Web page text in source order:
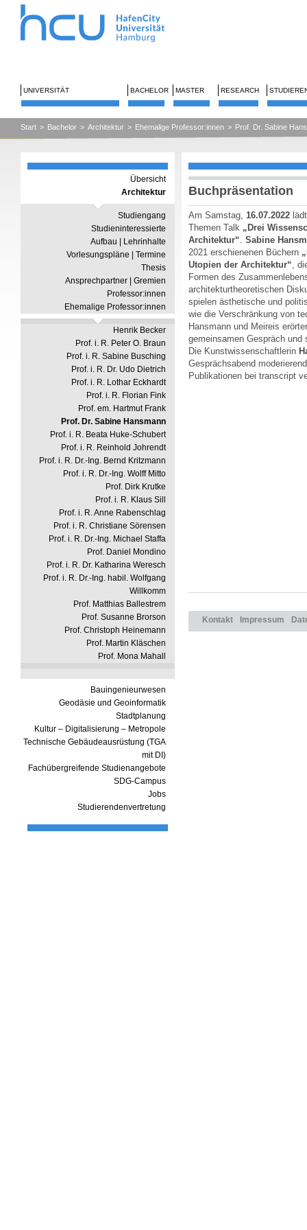
UNIVERSITÄT BACHELOR MASTER RESEARCH
Start > Bachelor > Architektur > Ehemalige Professor:innen > Prof. Dr. Sabine
Übersicht
Architektur
Studiengang
Studieninteressierte
Aufbau | Lehrinhalte
Vorlesungspläne | Termine
Thesis
Ansprechpartner | Gremien
Professor:innen
Ehemalige Professor:innen
Henrik Becker
Prof. i. R. Peter O. Braun
Prof. i. R. Sabine Busching
Prof. i. R. Dr. Udo Dietrich
Prof. i. R. Lothar Eckhardt
Prof. i. R. Florian Fink
Prof. em. Hartmut Frank
Prof. Dr. Sabine Hansmann
Prof. i. R. Beata Huke-Schubert
Prof. i. R. Reinhold Johrendt
Prof. i. R. Dr.-Ing. Bernd Kritzmann
Prof. i. R. Dr.-Ing. Wolff Mitto
Prof. Dirk Krutke
Prof. i. R. Klaus Sill
Prof. i. R. Anne Rabenschlag
Prof. i. R. Christiane Sörensen
Prof. i. R. Dr.-Ing. Michael Staffa
Prof. Daniel Mondino
Prof. i. R. Dr. Katharina Weresch
Prof. i. R. Dr.-Ing. habil. Wolfgang
Willkomm
Prof. Matthias Ballestrem
Prof. Susanne Brorson
Prof. Christoph Heinemann
Prof. Martin Kläschen
Prof. Mona Mahall
Bauingenieurwesen
Geodäsie und Geoinformatik
Stadtplanung
Kultur – Digitalisierung – Metropole
Technische Gebäudeausrüstung (TGA
mit DI)
Fachübergreifende Studienangebote
SDG-Campus
Jobs
Studierendenvertretung
Buchpräsentation
Am Samstag, 16.07.2022
Themen Talk „Drei
Architektur“. Sabine
2021 erschienenen Büchern
Utopien der Architektur“,
Formen des
architekturtheoretischen
spielen ästhetische und
wie die Verschränkung von
Hansmann und Meireis
gemeinsamen Gespräch
Die Kunstwissenschaftlerin
Gesprächsabend
Publikationen bei transcript
Kontakt Impressum